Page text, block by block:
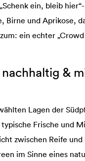
ein, bleib
Birne und Aprikose,
ein echter
nachhaltig &
Lagen der
Frische und
zwischen Reife
im Sinne eines